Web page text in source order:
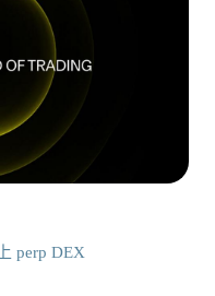
perp DEX